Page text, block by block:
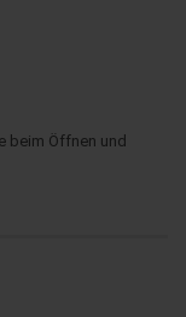
beim Öffnen und